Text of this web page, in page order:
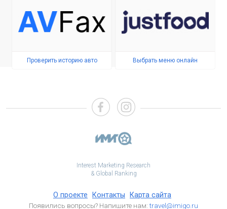
Проверить историю авто Выбрать меню онлайн
Interest Marketing Research
& Global Ranking
О проекте Контакты Карта сайта
Появились вопросы? Напишите нам:travel@imigo.ru